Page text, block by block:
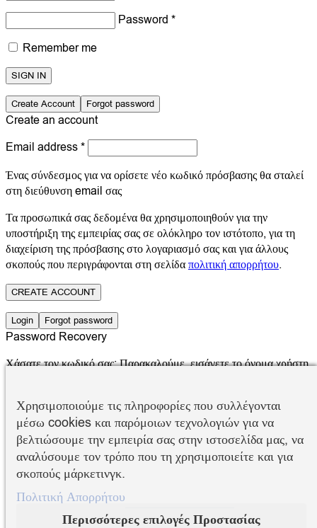
Password *
Remember me
SIGN IN
Create Account Forgot password
Create an account
Email address*
Ένας σύνδεσμος για να ορίσετε νέο κωδικό πρόσβασης θα σταλεί
στη διεύθυνση email σας
Τα προσωπικά σας δεδομένα θα χρησιμοποιηθούν για την
υποστήριξη της εμπειρίας σας σε ολόκληρο τον ιστότοπο, για τη
διαχείριση της πρόσβασης στο λογαριασμό σας και για άλλους
σκοπούς που περιγράφονται στη σελίδαπολιτική απορρήτου.
CREATE ACCOUNT
Login Forgot password
Password Recovery
Χάσατε τον κωδικό σας; Παρακαλούμε, εισάγετε το όνομα χρήστη
Όνομα χρήστη ή email
Επαναφορά συνθηματικού
Create Account Login
ΚΑΛΑΘΙ0
Χρησιμοποιούμε τις πληροφορίες που συλλέγονται
μέσω cookies και παρόμοιων τεχνολογιών για να
βελτιώσουμε την εμπειρία σας στην ιστοσελίδα μας, να
αναλύσουμε τον τρόπο που τη χρησιμοποιείτε και για
σκοπούς μάρκετινγκ.
Πολιτική Απορρήτου
Περισσότερες επιλογές Προστασίας
Προστέθηκε στα Αγαπημένα